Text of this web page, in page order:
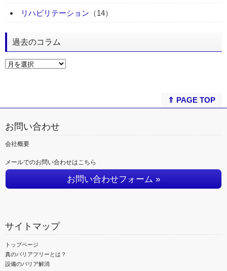
リハビリテーション （14）
過去のコラム
⇑ PAGE TOP
お問い合わせ
会社概要
メールでのお問い合わせはこちら
お問い合わせフォーム »
サイトマップ
トップページ
真のバリアフリーとは？
設備のバリア解消